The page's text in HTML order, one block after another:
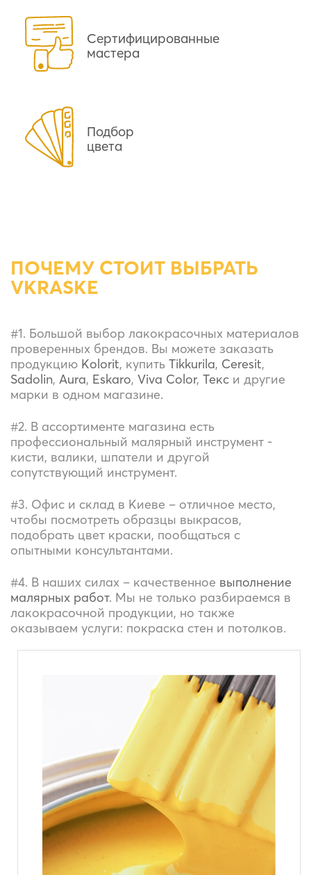
Сертифицированные
мастера
Подбор
цвета
ПОЧЕМУ СТОИТ ВЫБРАТЬ
VKRASKE
#1. Большой выбор лакокрасочных материалов
проверенных брендов. Вы можете заказать
продукцию Kolorit, купить Tikkurila, Ceresit,
Sadolin, Aura, Eskaro, Viva Color, Текс и другие
марки в одном магазине.
#2. В ассортименте магазина есть
профессиональный малярный инструмент -
кисти, валики, шпатели и другой
сопутствующий инструмент.
#3. Офис и склад в Киеве – отличное место,
чтобы посмотреть образцы выкрасов,
подобрать цвет краски, пообщаться с
опытными консультантами.
#4. В наших силах – качественное выполнение
малярных работ. Мы не только разбираемся в
лакокрасочной продукции, но также
оказываем услуги: покраска стен и потолков.